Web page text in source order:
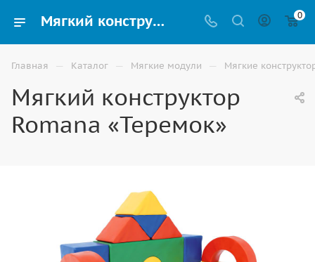
Мягкий конструктор Romana «Теремок» для детей купить в Волжском 0
Главная — Каталог — Мягкие модули — Мягкие
Мягкий конструктор
Romana «Теремок»